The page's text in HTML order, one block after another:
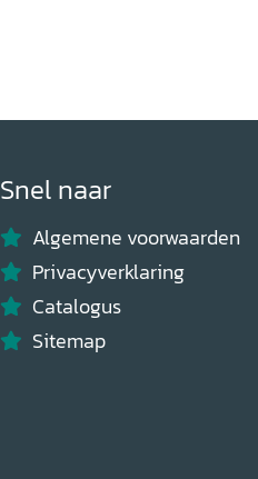
Snel naar
Algemene voorwaarden
Privacyverklaring
Catalogus
Sitemap